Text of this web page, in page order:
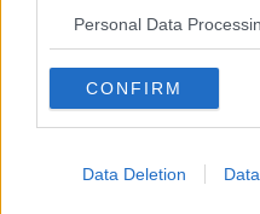
Personal Data
CONFIRM
Data Deletion
​Lasciate ai vostri figli il diritto
​Essere genitori di un
​Saper pazientare
​Giornata del Fiocchetto Lilla
Ma ti ascolti?